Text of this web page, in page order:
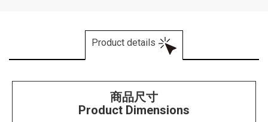
Product details
商品尺寸
Product Dimensions